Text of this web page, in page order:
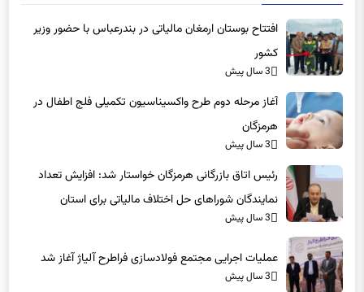
افتتاح بوستان ارمغان مالیاتی در بندرعباس با حضور وزیر
کشور
3 سال پیش
آغاز مرحله دوم طرح واکسیناسیون تکمیلی فلج اطفال در
هرمزگان
3 سال پیش
رئیس اتاق بازرگانی هرمزگان خواستار شد: افزایش تعداد
نمایندگان‌ شوراهای حل اختلاف مالیاتی برای استان
3 سال پیش
عملیات اجرایی مجتمع فولادسازی فراطرح آلیاژ آغاز شد
3 سال پیش